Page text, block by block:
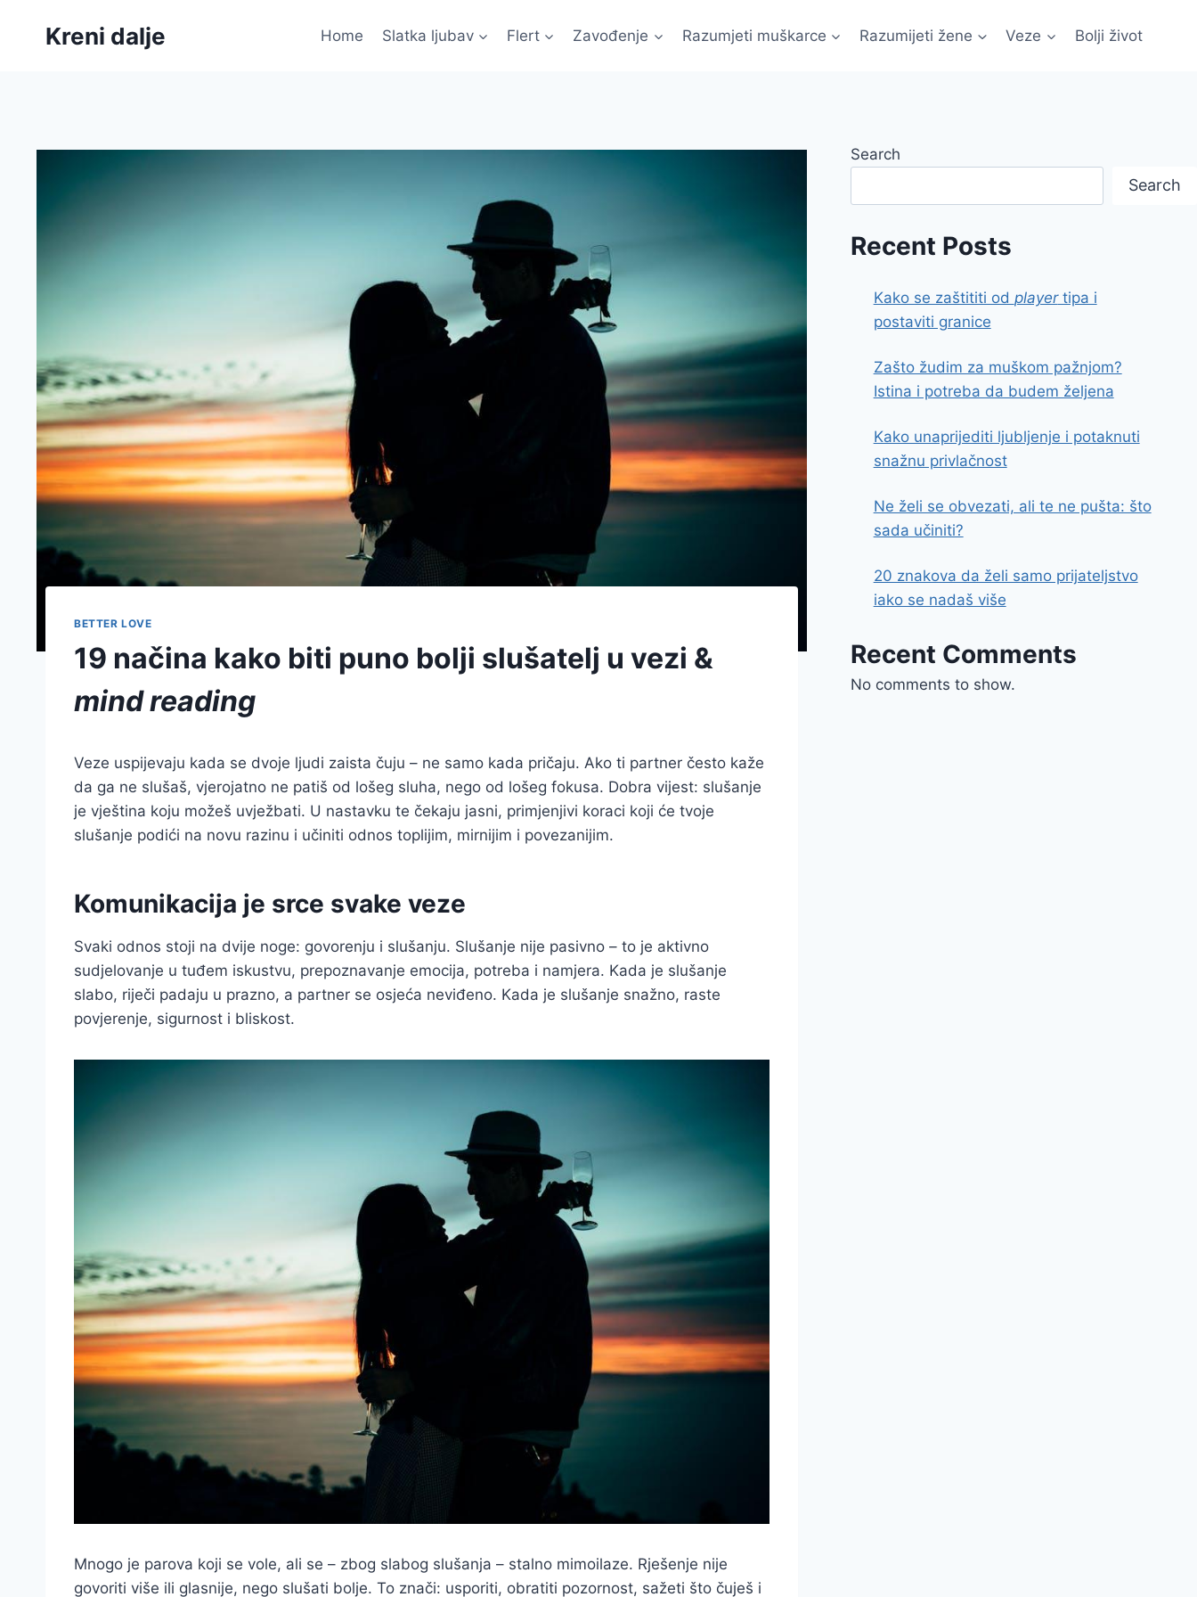
Kreni dalje Home Slatka ljubav Flert Zavođenje Razumjeti muškarce Razumijeti žene Veze Bolji život
BETTER LOVE
19 načina kako biti puno bolji slušatelj u vezi &
mind reading
Veze uspijevaju kada se dvoje ljudi zaista čuju – ne samo kada pričaju. Ako ti partner često kaže
da ga ne slušaš, vjerojatno ne patiš od lošeg sluha, nego od lošeg fokusa. Dobra vijest: slušanje
je vještina koju možeš uvježbati. U nastavku te čekaju jasni, primjenjivi koraci koji će tvoje
slušanje podići na novu razinu i učiniti odnos toplijim, mirnijim i povezanijim.
Komunikacija je srce svake veze
Svaki odnos stoji na dvije noge: govorenju i slušanju. Slušanje nije pasivno – to je aktivno
sudjelovanje u tuđem iskustvu, prepoznavanje emocija, potreba i namjera. Kada je slušanje
slabo, riječi padaju u prazno, a partner se osjeća neviđeno. Kada je slušanje snažno, raste
povjerenje, sigurnost i bliskost.
Mnogo je parova koji se vole, ali se – zbog slabog slušanja – stalno mimoilaze. Rješenje nije
govoriti više ili glasnije, nego slušati bolje. To znači: usporiti, obratiti pozornost, sažeti što čuješ i
Search
Search
Recent Posts
Kako se zaštititi od playertipa i
postaviti granice
Zašto žudim za muškom pažnjom?
Istina i potreba da budem željena
Kako unaprijediti ljubljenje i potaknuti
snažnu privlačnost
Ne želi se obvezati, ali te ne pušta: što
sada učiniti?
20 znakova da želi samo prijateljstvo
iako se nadaš više
Recent Comments
No comments to show.